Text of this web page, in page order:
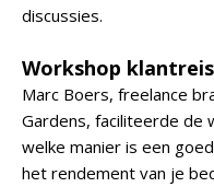
discussies.
Workshop
Marc Boers, freelance
Gardens, faciliteerde de
welke manier is een
het rendement van je